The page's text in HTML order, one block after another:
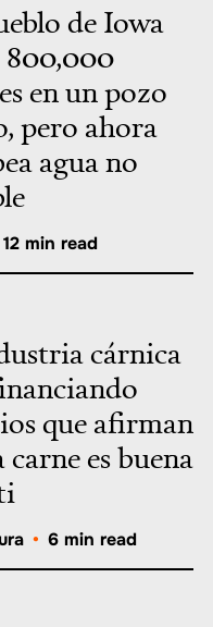
de Iowa
800,000
en un pozo
pero ahora
agua no
12 min read
cárnica
que afirman
carne es buena
• 6 min read